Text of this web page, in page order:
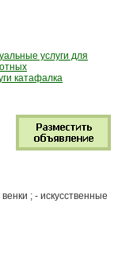
услуги для
катафалка
; - искусственные